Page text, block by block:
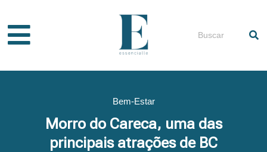
Pesquisar
Bem-Estar
Morro do Careca, uma das
principais atrações de BC